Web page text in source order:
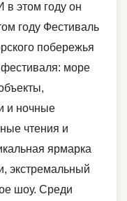
этом году он
году Фестиваль
побережья
море
и ночные
чтения и
ярмарка
экстремальный
шоу. Среди